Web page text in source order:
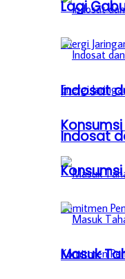
Indosat
Masuk
Lagi
Indosat